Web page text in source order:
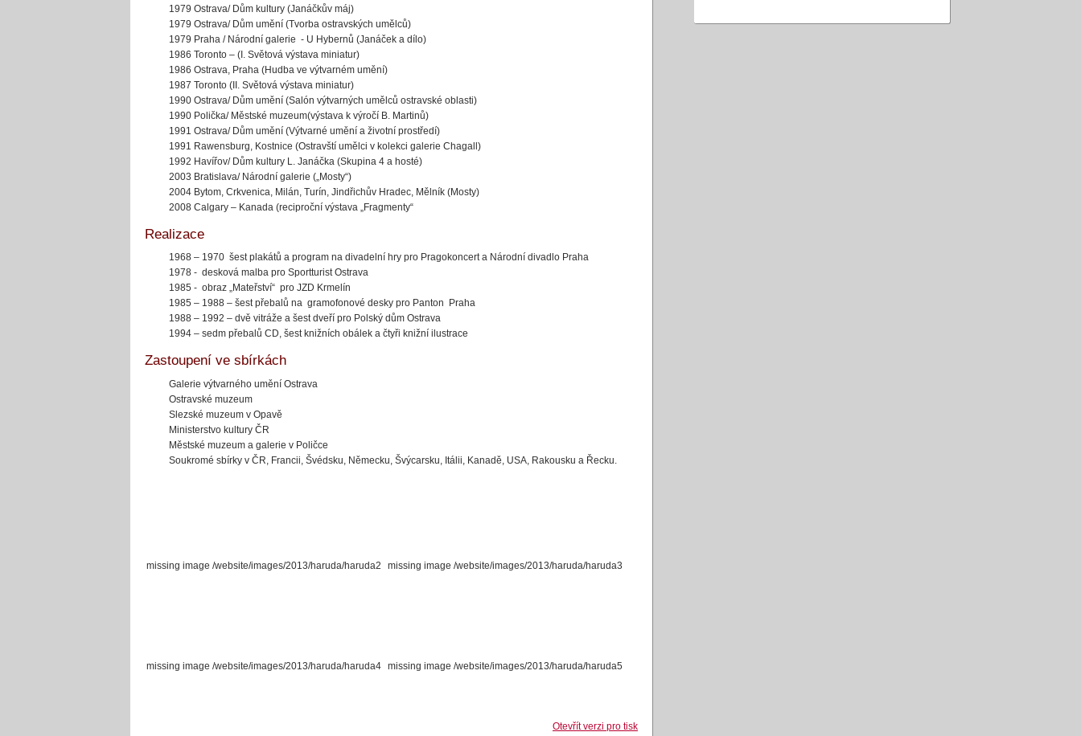
1979 Ostrava/ Dům kultury (Janáčkův máj)
1979 Ostrava/ Dům umění (Tvorba ostravských umělců)
1979 Praha / Národní galerie - U Hybernů (Janáček a dílo)
1986 Toronto – (I. Světová výstava miniatur)
1986 Ostrava, Praha (Hudba ve výtvarném umění)
1987 Toronto (II. Světová výstava miniatur)
1990 Ostrava/ Dům umění (Salón výtvarných umělců ostravské oblasti)
1990 Polička/ Městské muzeum(výstava k výročí B. Martinů)
1991 Ostrava/ Dům umění (Výtvarné umění a životní prostředí)
1991 Rawensburg, Kostnice (Ostravští umělci v kolekci galerie Chagall)
1992 Havířov/ Dům kultury L. Janáčka (Skupina 4 a hosté)
2003 Bratislava/ Národní galerie („Mosty“)
2004 Bytom, Crkvenica, Milán, Turín, Jindřichův Hradec, Mělník (Mosty)
2008 Calgary – Kanada (reciproční výstava „Fragmenty“
Realizace
1968 – 1970 šest plakátů a program na divadelní hry pro Pragokoncert a Národní divadlo Praha
1978 - desková malba pro Sportturist Ostrava
1985 - obraz „Mateřství“ pro JZD Krmelín
1985 – 1988 – šest přebalů na gramofonové desky pro Panton Praha
1988 – 1992 – dvě vitráže a šest dveří pro Polský dům Ostrava
1994 – sedm přebalů CD, šest knižních obálek a čtyři knižní ilustrace
Zastoupení ve sbírkách
Galerie výtvarného umění Ostrava
Ostravské muzeum
Slezské muzeum v Opavě
Ministerstvo kultury ČR
Městské muzeum a galerie v Poličce
Soukromé sbírky v ČR, Francii, Švédsku, Německu, Švýcarsku, Itálii, Kanadě, USA, Rakousku a Řecku.
missing image /website/images/2013/haruda/haruda2 missing image /website/images/2013/haruda/haruda3
missing image /website/images/2013/haruda/haruda4 missing image /website/images/2013/haruda/haruda5
Otevřít verzi pro tisk